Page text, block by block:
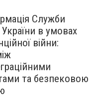
Служби
в умовах
війни:
та безпековою